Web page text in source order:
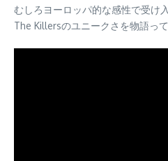
むしろヨーロッパ的な感性で受け
The Killersのユニークさを物語って